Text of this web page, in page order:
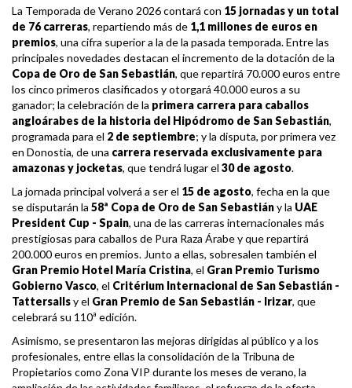
La Temporada de Verano 2026 contará con 15 jornadas y un total
de 76 carreras, repartiendo más de 1,1 millones de euros en
premios, una cifra superior a la de la pasada temporada. Entre las
principales novedades destacan el incremento de la dotación de la
Copa de Oro de San Sebastián, que repartirá 70.000 euros entre
los cinco primeros clasificados y otorgará 40.000 euros a su
ganador; la celebración de la primera carrera para caballos
angloárabes de la historia del Hipódromo de San Sebastián,
programada para el 2 de septiembre; y la disputa, por primera vez
en Donostia, de una carrera reservada exclusivamente para
amazonas y jocketas, que tendrá lugar el 30 de agosto.
La jornada principal volverá a ser el 15 de agosto, fecha en la que
se disputarán la 58ª Copa de Oro de San Sebastiány la UAE
President Cup - Spain, una de las carreras internacionales más
prestigiosas para caballos de Pura Raza Árabe y que repartirá
200.000 euros en premios. Junto a ellas, sobresalen también el
Gran Premio Hotel María Cristina, el Gran Premio Turismo
Gobierno Vasco, el Critérium Internacional de San Sebastián -
Tattersallsy el Gran Premio de San Sebastián - Irizar, que
celebrará su 110ª edición.
Asimismo, se presentaron las mejoras dirigidas al público y a los
profesionales, entre ellas la consolidación de la Tribuna de
Propietarios como Zona VIP durante los meses de verano, la